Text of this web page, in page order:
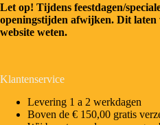
Let op! Tijdens feestdagen/
openingstijden afwijken. Dit
website weten.
Klantenservice
Levering 1 a 2 werkdagen
Boven de € 150,00 gratis